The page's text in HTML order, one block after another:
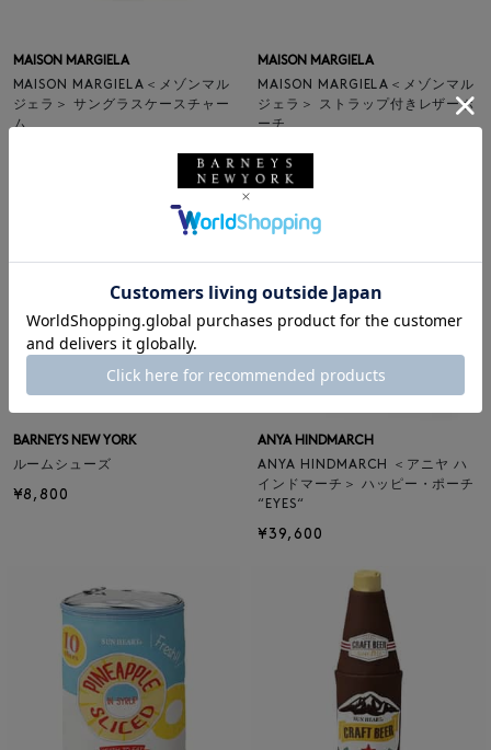
MAISON MARGIELA
MAISON MARGIELA＜メゾンマル
ジェラ＞ サングラスケースチャー
ム
MAISON MARGIELA
MAISON MARGIELA＜メゾンマル
ジェラ＞ ストラップ付きレザーポ
ーチ
¥141,900
BARNEYS NEW YORK
ルームシューズ
¥8,800
ANYA HINDMARCH
ANYA HINDMARCH ＜アニヤ ハ
インドマーチ＞ ハッピー・ポーチ
“EYES“
¥39,600